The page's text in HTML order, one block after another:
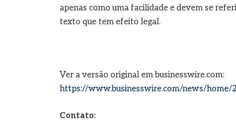
apenas como uma facilidade e devem se
texto que tem efeito legal.
Ver a versão original em businesswire.com:
https://www.businesswire.com/news/home/
Contato: